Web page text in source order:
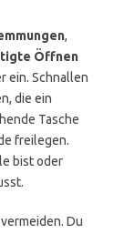
,
Öffnen
ein. Schnallen
die ein
Tasche
freilegen.
bist oder
Du